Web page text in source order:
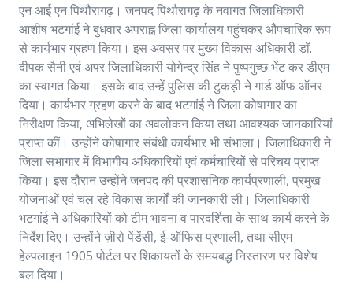
एन आई एन पिथौरागढ़। जनपद पिथौरागढ़ के नवागत जिलाधिकारी
आशीष भटगांई ने बुधवार अपराह्न जिला कार्यालय पहुंचकर औपचारिक रूप
से कार्यभार ग्रहण किया। इस अवसर पर मुख्य विकास अधिकारी डॉ.
दीपक सैनी एवं अपर जिलाधिकारी योगेन्द्र सिंह ने पुष्पगुच्छ भेंट कर डीएम
का स्वागत किया। इसके बाद उन्हें पुलिस की टुकड़ी ने गार्ड ऑफ ऑनर
दिया। कार्यभार ग्रहण करने के बाद भटगांई ने जिला कोषागार का
निरीक्षण किया, अभिलेखों का अवलोकन किया तथा आवश्यक जानकारियां
प्राप्त कीं। उन्होंने कोषागार संबंधी कार्यभार भी संभाला। जिलाधिकारी ने
जिला सभागार में विभागीय अधिकारियों एवं कर्मचारियों से परिचय प्राप्त
किया। इस दौरान उन्होंने जनपद की प्रशासनिक कार्यप्रणाली, प्रमुख
योजनाओं एवं चल रहे विकास कार्यों की जानकारी ली। जिलाधिकारी
भटगांई ने अधिकारियों को टीम भावना व पारदर्शिता के साथ कार्य करने के
निर्देश दिए। उन्होंने ज़ीरो पेंडेंसी, ई-ऑफिस प्रणाली, तथा सीएम
हेल्पलाइन 1905 पोर्टल पर शिकायतों के समयबद्ध निस्तारण पर विशेष
बल दिया।